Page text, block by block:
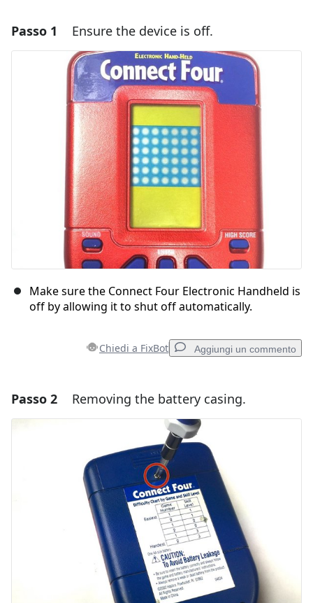
Passo 1 Ensure the device is off.
Make sure the Connect Four Electronic Handheld is
off by allowing it to shut off automatically.
Chiedi a FixBot Aggiungi un commento
Aggiungi un commento
Annulla Pubblica commento
Passo 2 Removing the battery casing.